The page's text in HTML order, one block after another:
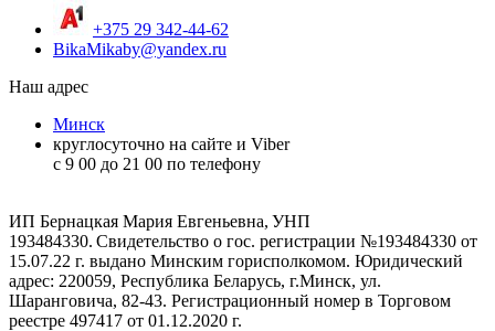
+375 29 342-44-62
BikaMikaby@yandex.ru
Наш адрес
Минск
круглосуточно на сайте и Viber
c 9 00 до 21 00 по телефону
ИП Бернацкая Мария Евгеньевна, УНП
193484330. Свидетельство о гос. регистрации №193484330 от
15.07.22 г. выдано Минским горисполкомом. Юридический
адрес: 220059, Республика Беларусь, г.Минск, ул.
Шаранговича, 82-43. Регистрационный номер в Торговом
реестре 497417 от 01.12.2020 г.